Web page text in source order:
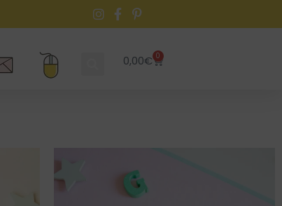
0,00€ 0